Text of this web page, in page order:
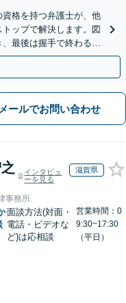
資格を持つ弁護士が、他
ップで解決します。図
最後は握手で終わる円
県対応】
メールでお問い合わせ
インタビュ
ーを見る
滋賀県
事務所
面談方法(対面・
電話・ビデオな
ど)は応相談
営業時間：0
9:30~17:30
（平日）